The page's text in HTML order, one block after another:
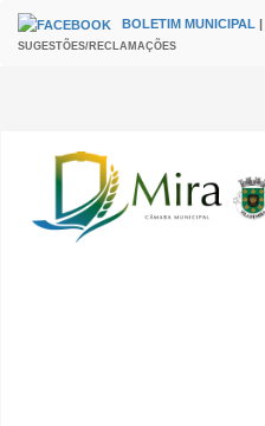
Passar para o conteúdo principal
HEADER
BOLETIM MUNICIPAL |
SUGESTÕES/RECLAMAÇÕES